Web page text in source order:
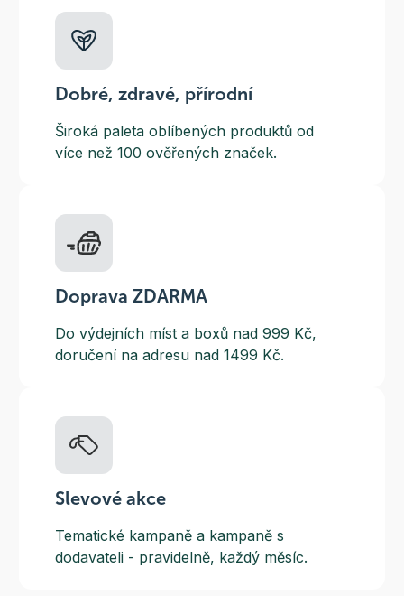
Dobré, zdravé, přírodní
Široká paleta oblíbených produktů od
více než 100 ověřených značek.
Doprava ZDARMA
Do výdejních míst a boxů nad 999 Kč,
doručení na adresu nad 1499 Kč.
Slevové akce
Tematické kampaně a kampaně s
dodavateli - pravidelně, každý měsíc.